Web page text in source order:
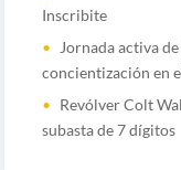
Inscribite
Jornada activa
concientización en
Revólver Colt
subasta de 7 dígitos